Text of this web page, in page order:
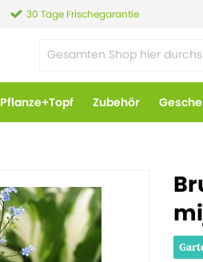
30 Tage Frischegarantie
Pflanze+Topf Zubehör